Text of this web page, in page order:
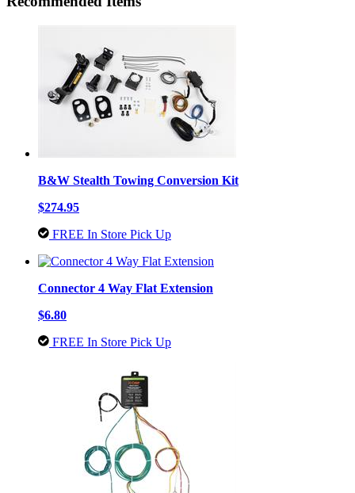
B&W Stealth Towing Conversion Kit
$274.95
FREE In Store Pick Up
Connector 4 Way Flat Extension
$6.80
FREE In Store Pick Up